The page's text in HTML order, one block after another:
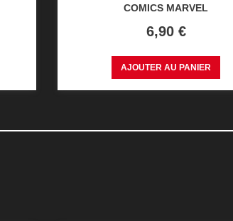
COMICS MARVEL
Prix
6,90 €
AJOUTER AU PANIER